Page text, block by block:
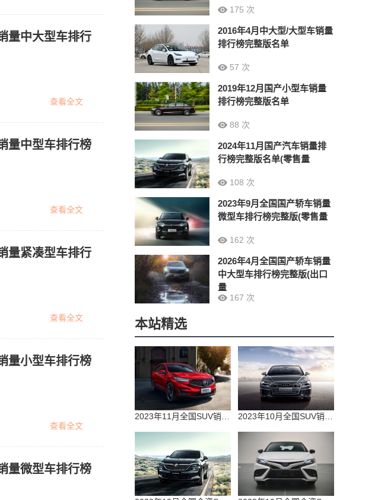
量中大型车排行
查看全文
量中型车排行榜
查看全文
量紧凑型车排行
查看全文
量小型车排行榜
查看全文
量微型车排行榜
175 次
2016年4月中大型/大型车销量
排行榜完整版名单
57 次
2019年12月国产小型车销量
排行榜完整版名单
88 次
2024年11月国产汽车销量排
行榜完整版名单(零售量
108 次
2023年9月全国国产轿车销量
微型车排行榜完整版(零售量
162 次
2026年4月全国国产轿车销量
中大型车排行榜完整版(出口
量
167 次
本站精选